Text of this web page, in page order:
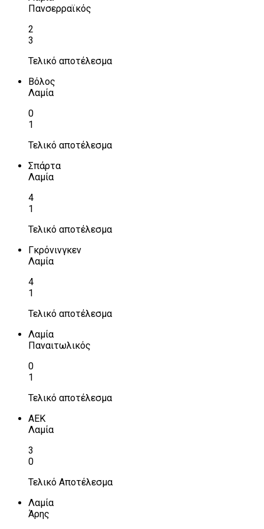
Πανσερραϊκός
2
3
Τελικό αποτέλεσμα
Βόλος
Λαμία
0
1
Τελικό αποτέλεσμα
Σπάρτα
Λαμία
4
1
Τελικό αποτέλεσμα
Γκρόνινγκεν
Λαμία
4
1
Τελικό αποτέλεσμα
Λαμία
Παναιτωλικός
0
1
Τελικό αποτέλεσμα
ΑΕΚ
Λαμία
3
0
Τελικό Αποτέλεσμα
Λαμία
Άρης